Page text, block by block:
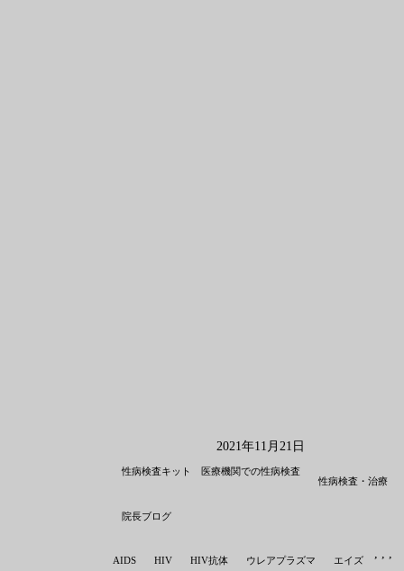
2021年11月21日
性病検査キット 医療機関での性病検査
性病検査・治療
院長ブログ
AIDS ,
HIV ,
HIV抗体 ,
ウレアプラズマ エイズ